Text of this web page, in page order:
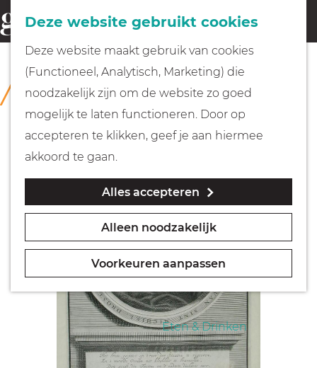
Deze website gebruikt cookies
Deze website maakt gebruik van cookies
(Functioneel, Analytisch, Marketing) die
noodzakelijk zijn om de website zo goed
mogelijk te laten functioneren. Door op
accepteren te klikken, geef je aan hiermee
akkoord te gaan.
Alles accepteren
Alleen noodzakelijk
Voorkeuren aanpassen
G
a
Fietsen
Wandelen
Geocachen
Naar het museum
Eten & Drinken
o
e
k
e
n
COLLECTIE
Rijksmuseum Muiderslot